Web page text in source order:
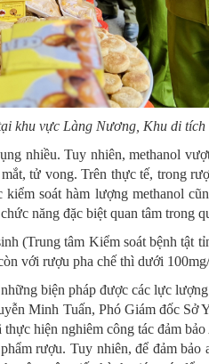
khu vực Làng Nương, Khu di
nhiều. Tuy nhiên, methanol
tử vong. Trên thực tế, trong
soát hàm lượng methanol
năng đặc biệt quan tâm trong
(Trung tâm Kiểm soát bệnh tật
với rượu pha chế thì dưới
biện pháp được các lực
Minh Tuấn, Phó Giám đốc Sở
hiện nghiêm công tác đảm
rượu. Tuy nhiên, để đảm